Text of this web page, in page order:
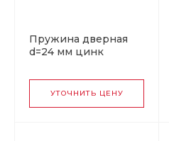
Пружина дверная
d=24 мм цинк
УТОЧНИТЬ ЦЕНУ